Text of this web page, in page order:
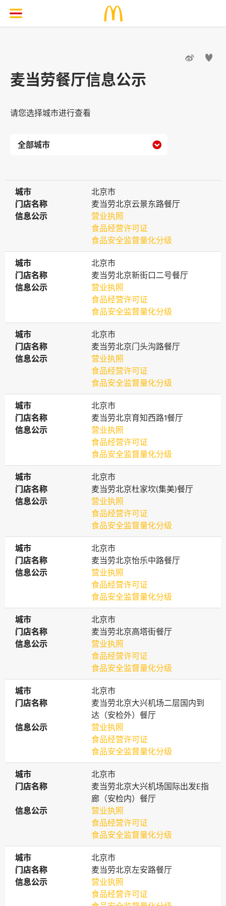
 
麦当劳餐厅信息公示
请您选择城市进行查看

城市
城市
北京市
门店名称
门店名称
麦当劳北京云景东路餐厅
信息公示
信息公示
营业执照
食品经营许可证
食品安全监督量化分级
城市
城市
北京市
门店名称
门店名称
麦当劳北京新街口二号餐厅
信息公示
信息公示
营业执照
食品经营许可证
食品安全监督量化分级
城市
城市
北京市
门店名称
门店名称
麦当劳北京门头沟路餐厅
信息公示
信息公示
营业执照
食品经营许可证
食品安全监督量化分级
城市
城市
北京市
门店名称
门店名称
麦当劳北京育知西路1餐厅
信息公示
信息公示
营业执照
食品经营许可证
食品安全监督量化分级
城市
城市
北京市
门店名称
门店名称
麦当劳北京杜家坎(集美)餐厅
信息公示
信息公示
营业执照
食品经营许可证
食品安全监督量化分级
城市
城市
北京市
门店名称
门店名称
麦当劳北京怡乐中路餐厅
信息公示
信息公示
营业执照
食品经营许可证
食品安全监督量化分级
城市
城市
北京市
门店名称
门店名称
麦当劳北京高塔街餐厅
信息公示
信息公示
营业执照
食品经营许可证
食品安全监督量化分级
城市
城市
北京市
门店名称
门店名称
麦当劳北京大兴机场二层国内到
达（安检外）餐厅
信息公示
信息公示
营业执照
食品经营许可证
食品安全监督量化分级
城市
城市
北京市
门店名称
门店名称
麦当劳北京大兴机场国际出发E指
廊（安检内）餐厅
信息公示
信息公示
营业执照
食品经营许可证
食品安全监督量化分级
城市
城市
北京市
门店名称
门店名称
麦当劳北京左安路餐厅
信息公示
信息公示
营业执照
食品经营许可证